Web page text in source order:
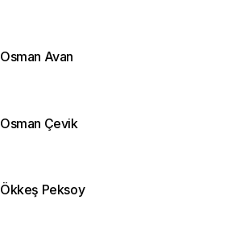
Osman Avan
Osman Çevik
Ökkeş Peksoy